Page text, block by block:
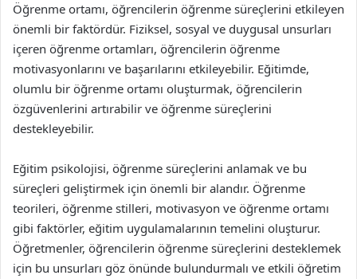
Öğrenme ortamı, öğrencilerin öğrenme süreçlerini etkileyen
önemli bir faktördür. Fiziksel, sosyal ve duygusal unsurları
içeren öğrenme ortamları, öğrencilerin öğrenme
motivasyonlarını ve başarılarını etkileyebilir. Eğitimde,
olumlu bir öğrenme ortamı oluşturmak, öğrencilerin
özgüvenlerini artırabilir ve öğrenme süreçlerini
destekleyebilir.
Eğitim psikolojisi, öğrenme süreçlerini anlamak ve bu
süreçleri geliştirmek için önemli bir alandır. Öğrenme
teorileri, öğrenme stilleri, motivasyon ve öğrenme ortamı
gibi faktörler, eğitim uygulamalarının temelini oluşturur.
Öğretmenler, öğrencilerin öğrenme süreçlerini desteklemek
için bu unsurları göz önünde bulundurmalı ve etkili öğretim